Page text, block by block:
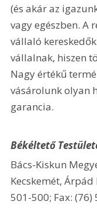
(és akár az
vagy egészben. A
vállaló
vállalnak, hiszen
Nagy értékű
vásárolunk olyan
garancia.
Békéltető
Bács-Kiskun
Kecskemét,
501-500; Fax: (76)